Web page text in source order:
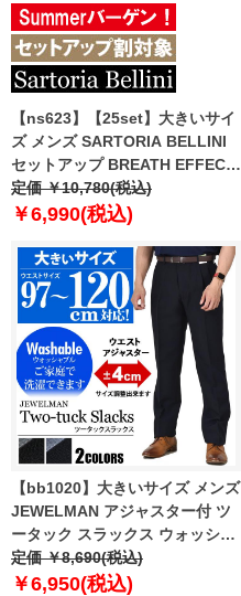
【ns623】【25set】大きいサイ
ズ メンズ SARTORIA BELLINI
セットアップ BREATH EFFECT
デニムライク ストレッチ パンツ
軽量 防シワ 高通気 ウォッシャブ
定価 ￥10,780(税込)
￥6,990(税込)
【bb1020】大きいサイズ メンズ
JEWELMAN アジャスター付 ツ
ータック スラックス ウォッシャ
ブル 20800
定価 ￥8,690(税込)
￥6,950(税込)